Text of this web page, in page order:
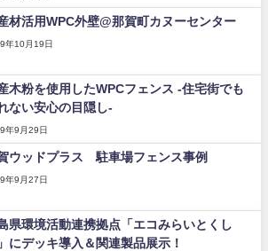
材活用WPC外壁@那賀町カヌーセンター
年10月19日
木粉を使用したWPCフェンス -住宅街でも
ない安心の目隠し-
年9月29日
ウッドプラス 駐車場フェンス事例
年9月27日
県環境活動連携拠点「エコみらいとくし
にデッキ導入＆関連製品展示！